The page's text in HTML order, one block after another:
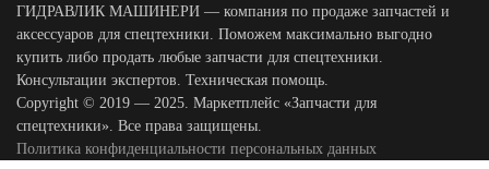
ГИДРАВЛИК МАШИНЕРИ — компания по продаже запчастей и
аксессуаров для спецтехники. Поможем максимально выгодно
купить либо продать любые запчасти для спецтехники.
Консультации экспертов. Техническая помощь.
Copyright © 2019 — 2025. Маркетплейс «Запчасти для
спецтехники». Все права защищены.
Политика конфиденциальности персональных данных